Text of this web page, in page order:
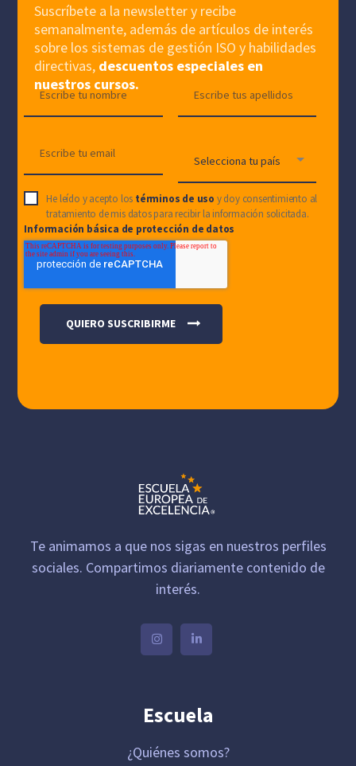
Suscríbete a la newsletter y recibe
semanalmente, además de artículos de interés
sobre los sistemas de gestión ISO y habilidades
directivas, descuentos especiales en
nuestros cursos.
He leído y acepto los términos de uso y doy consentimiento al
tratamiento de mis datos para recibir la información solicitada.
Información básica de protección de datos
Te animamos a que nos sigas en nuestros perfiles
sociales. Compartimos diariamente contenido de
interés.
Escuela
¿Quiénes somos?